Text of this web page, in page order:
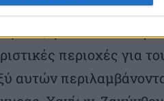
η ΑΑΔΕ έχει
περιοχές για
αυτών